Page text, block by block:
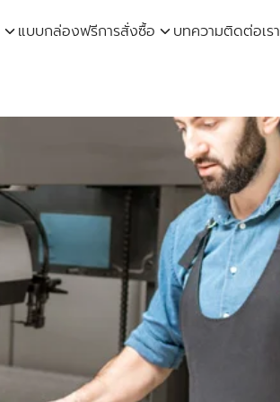
แบบกล่องฟรีการสั่งซื้อ บทความติดต่อเรา